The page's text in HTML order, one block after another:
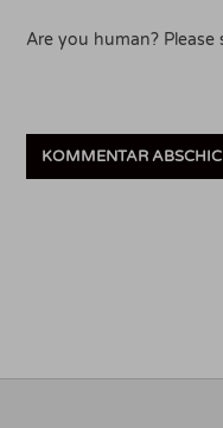
Are you human? Please